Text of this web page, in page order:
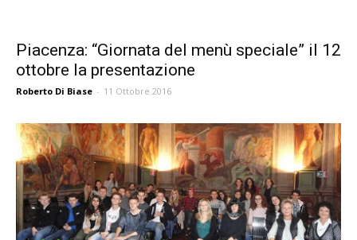
Piacenza: “Giornata del menù speciale” il 12
ottobre la presentazione
Roberto Di Biase - 11 Ottobre 2016